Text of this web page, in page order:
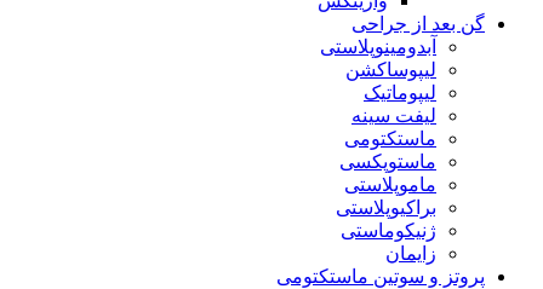
گن بعد از جراحی
آبدومینوپلاستی
لیپوساکشن
لیپوماتیک
لیفت سینه
ماستکتومی
ماستوپکسی
ماموپلاستی
براکیوپلاستی
ژنیکوماستی
زایمان
پروتز و سوتین ماستکتومی